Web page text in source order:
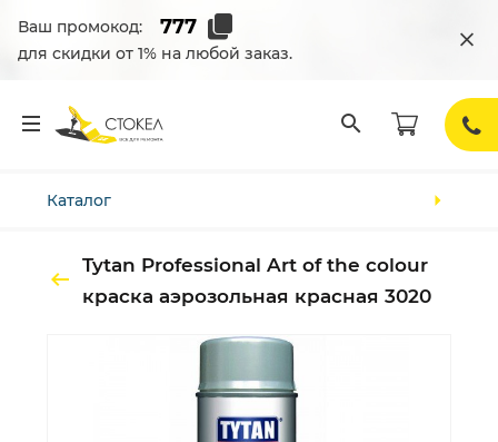
Ваш промокод:
для скидки от 1% на любой заказ.
Каталог
Tytan Professional Art of the colour
краска аэрозольная красная 3020